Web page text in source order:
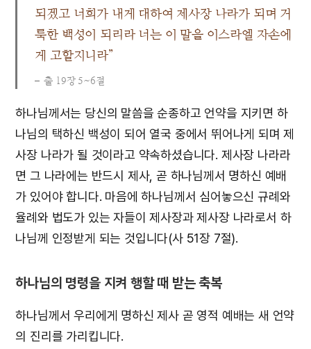
되겠고 너희가 내게 대하여 제사장 나라가 되며 거
룩한 백성이 되리라 너는 이 말을 이스라엘 자손에
게 고할지니라”
출 19장 5~6절
하나님께서는 당신의 말씀을 순종하고 언약을 지키면 하
나님의 택하신 백성이 되어 열국 중에서 뛰어나게 되며 제
사장 나라가 될 것이라고 약속하셨습니다. 제사장 나라라
면 그 나라에는 반드시 제사, 곧 하나님께서 명하신 예배
가 있어야 합니다. 마음에 하나님께서 심어놓으신 규례와
율례와 법도가 있는 자들이 제사장과 제사장 나라로서 하
나님께 인정받게 되는 것입니다(사 51장 7절).
하나님의 명령을 지켜 행할 때 받는 축복
하나님께서 우리에게 명하신 제사 곧 영적 예배는 새 언약
의 진리를 가리킵니다.